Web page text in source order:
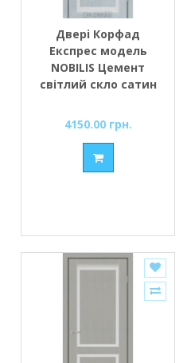
Двері Корфад
Експрес модель
NOBILIS Цемент
світлий скло сатин
4150.00 грн.